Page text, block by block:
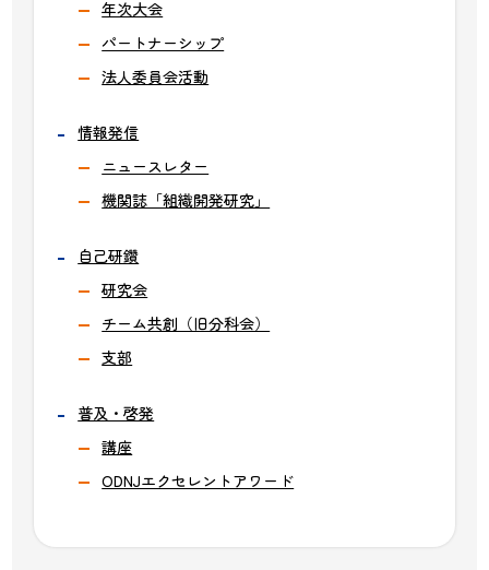
年次大会
パートナーシップ
法人委員会活動
情報発信
ニュースレター
機関誌「組織開発研究」
自己研鑽
研究会
チーム共創（旧分科会）
支部
普及・啓発
講座
ODNJエクセレントアワード